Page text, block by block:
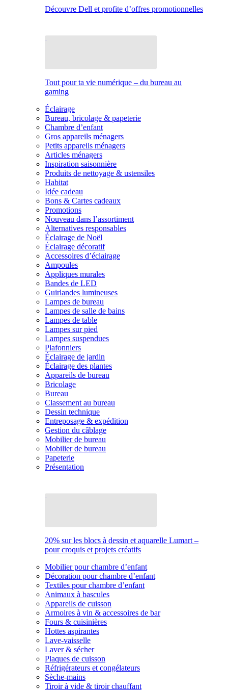
Découvre Dell et profite d’offres promotionnelles
Tout pour ta vie numérique – du bureau au
gaming
Éclairage
Bureau, bricolage & papeterie
Chambre d’enfant
Gros appareils ménagers
Petits appareils ménagers
Articles ménagers
Inspiration saisonnière
Produits de nettoyage & ustensiles
Habitat
Idée cadeau
Bons & Cartes cadeaux
Promotions
Nouveau dans l’assortiment
Alternatives responsables
Éclairage de Noël
Éclairage décoratif
Accessoires d’éclairage
Ampoules
Appliques murales
Bandes de LED
Guirlandes lumineuses
Lampes de bureau
Lampes de salle de bains
Lampes de table
Lampes sur pied
Lampes suspendues
Plafonniers
Éclairage de jardin
Éclairage des plantes
Appareils de bureau
Bricolage
Bureau
Classement au bureau
Dessin technique
Entreposage & expédition
Gestion du câblage
Mobilier de bureau
Mobilier de bureau
Papeterie
Présentation
20% sur les blocs à dessin et aquarelle Lumart –
pour croquis et projets créatifs
Mobilier pour chambre d’enfant
Décoration pour chambre d’enfant
Textiles pour chambre d’enfant
Animaux à bascules
Appareils de cuisson
Armoires à vin & accessoires de bar
Fours & cuisinières
Hottes aspirantes
Lave-vaisselle
Laver & sécher
Plaques de cuisson
Réfrigérateurs et congélateurs
Sèche-mains
Tiroir à vide & tiroir chauffant